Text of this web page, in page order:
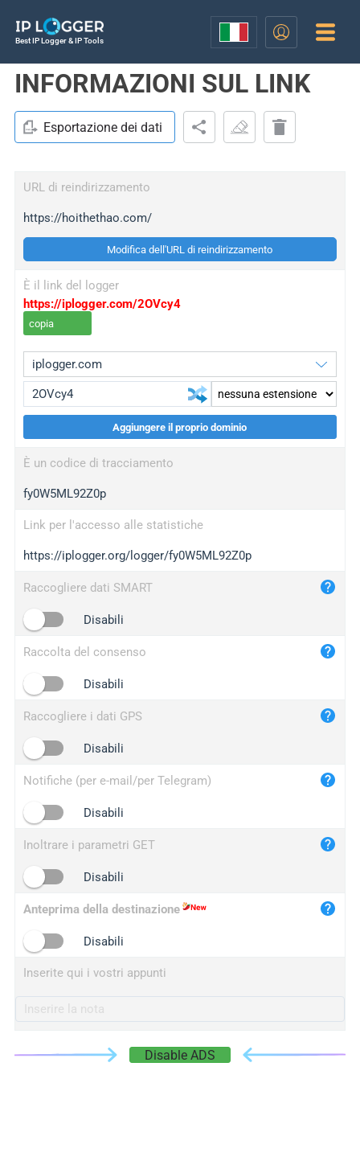
Best IP Logger & IP Tools
INFORMAZIONI SUL LINK
Esportazione dei dati
URL di reindirizzamento
https://hoithethao.com/
Modifica dell'URL di reindirizzamento
È il link del logger
https://iplogger.com/2OVcy4
copia
wl.gl
ed.tc
bc.ax
iplogger.com
maper.info
2no.co
yip.su
iplogger.info
Aggiungere il proprio dominio
È un codice di tracciamento
fy0W5ML92Z0p
Link per l'accesso alle statistiche
https://iplogger.org/logger/fy0W5ML92Z0p
Raccogliere dati SMART
Disabili
Raccolta del consenso
Disabili
Raccogliere i dati GPS
Disabili
Notifiche (per e-mail/per Telegram)
Disabili
Inoltrare i parametri GET
Disabili
Anteprima della destinazione
Disabili
Inserite qui i vostri appunti
Disable ADS